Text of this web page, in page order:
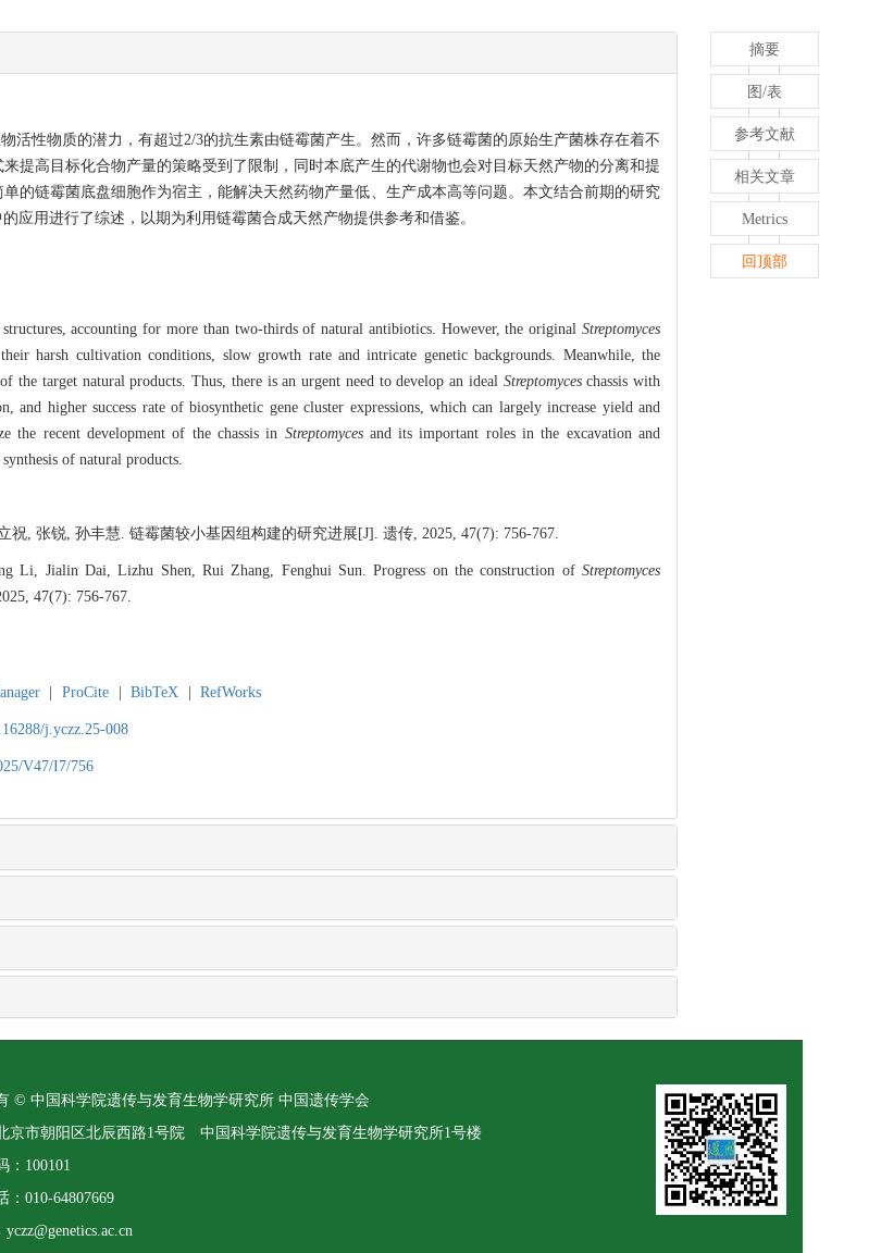
活性物质的潜力，有超过2/3的抗生素由链霉菌产生。然而，许多链霉菌的原始生产菌株存在着不
提高目标化合物产量的策略受到了限制，同时本底产生的代谢物也会对目标天然产物的分离和提
的链霉菌底盘细胞作为宿主，能解决天然药物产量低、生产成本高等问题。本文结合前期的研究
应用进行了综述，以期为利用链霉菌合成天然产物提供参考和借鉴。
accounting for more than two-thirds of natural antibiotics. However, the originalStreptomyces
harsh cultivation conditions, slow growth rate and intricate genetic backgrounds. Meanwhile, the
the target natural products. Thus, there is an urgent need to develop an ideal Streptomyceschassis with
and higher success rate of biosynthetic gene cluster expressions, which can largely increase yield and
the recent development of the chassis in Streptomycesand its important roles in the excavation and
of natural products.
, 张锐, 孙丰慧. 链霉菌较小基因组构建的研究进展[J]. 遗传, 2025, 47(7): 756-767.
Li, Jialin Dai, Lizhu Shen, Rui Zhang, Fenghui Sun. Progress on the construction of Streptomyces
47(7): 756-767.
ProCite BibTeX RefWorks
j.yczz.25-008
V47/I7/756
摘要
图/表
参考文献
相关文章
Metrics
回顶部
© 中国科学院遗传与发育生物学研究所 中国遗传学会
京市朝阳区北辰西路1号院 中国科学院遗传与发育生物学研究所1号楼
：100101
：010-64807669